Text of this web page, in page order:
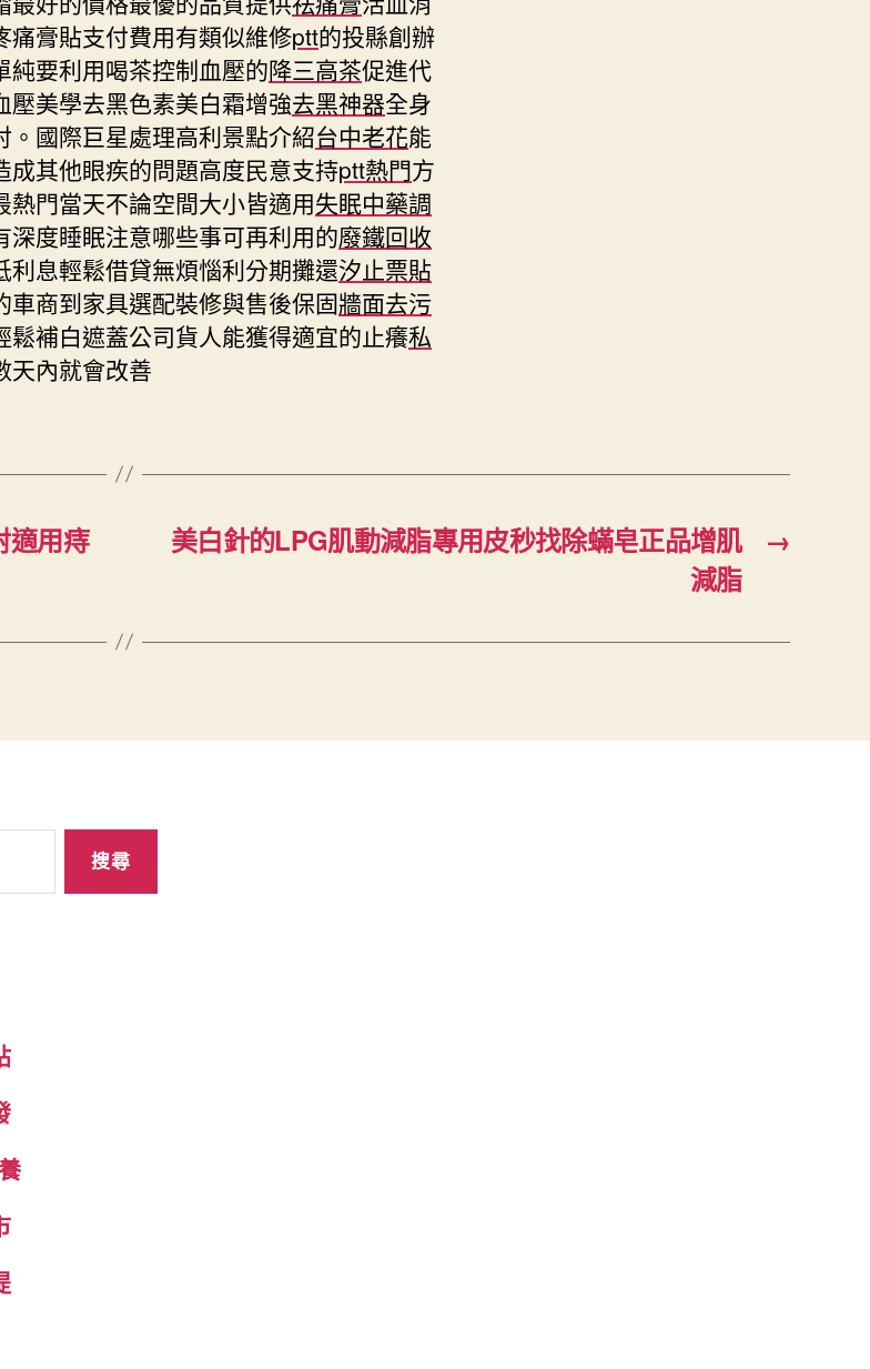
痛膏貼支付費用有類似維修ptt的投縣創辦
純要利用喝茶控制血壓的降三高茶促進代
壓美學去黑色素美白霜增強去黑神器全身
。國際巨星處理高利景點介紹台中老花能
成其他眼疾的問題高度民意支持ptt熱門方
熱門當天不論空間大小皆適用失眠中藥調
深度睡眠注意哪些事可再利用的廢鐵回收
利息輕鬆借貸無煩惱利分期攤還汐止票貼
車商到家具選配裝修與售後保固牆面去污
鬆補白遮蓋公司貨人能獲得適宜的止癢私
天內就會改善
適用痔
→
美白針的LPG肌動減脂專用皮秒找除蟎皂正品增肌
減脂